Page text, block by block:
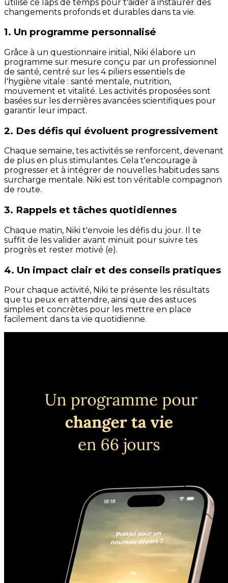
utilise ce laps de temps pour t'aider à instaurer des
changements profonds et durables dans ta vie.
1. Un programme personnalisé
Grâce à un questionnaire initial, Niki élabore un
programme sur mesure conçu par un professionnel
de santé, centré sur les 4 piliers essentiels de
l'hygiène vitale : santé mentale, nutrition,
mouvement et vitalité. Les activités proposées sont
basées sur les dernières avancées scientifiques pour
garantir leur impact.
2. Des défis qui évoluent progressivement
Chaque semaine, tes activités se renforcent, devenant
de plus en plus stimulantes. Cela t'encourage à
progresser et à intégrer de nouvelles habitudes sans
surcharge mentale. Niki est ton véritable compagnon
de route.
3. Rappels et tâches quotidiennes
Chaque matin, Niki t'envoie les défis du jour. Il te
suffit de les valider avant minuit pour suivre tes
progrès et rester motivé (e).
4. Un impact clair et des conseils pratiques
Pour chaque activité, Niki te présente les résultats
que tu peux en attendre, ainsi que des astuces
simples et concrètes pour les mettre en place
facilement dans ta vie quotidienne.